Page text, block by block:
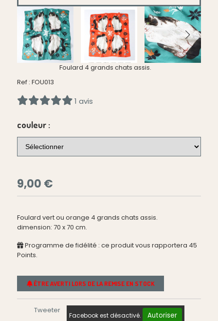
Foulard 4 grands chats assis.
Ref : FOU013
1 avis
couleur :
9,00 €
Foulard vert ou orange 4 grands chats assis.
dimension: 70 x 70 cm.
Programme de fidélité : ce produit vous rapportera 45
Points.
ÊTRE AVERTI LORS DE LA REMISE EN STOCK
Tweeter
Facebook est désactivé. Autoriser